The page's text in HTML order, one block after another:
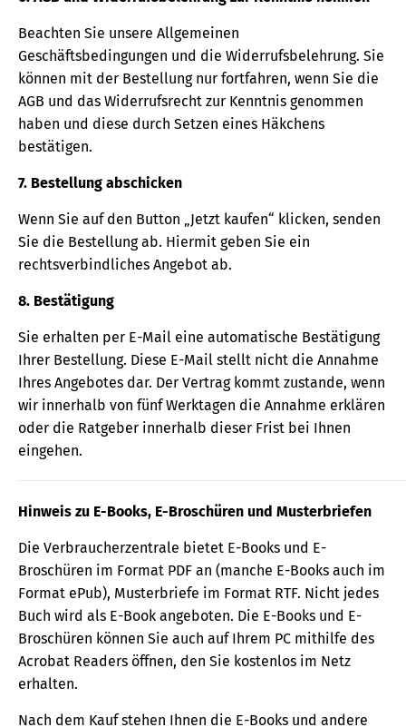
Beachten Sie unsere Allgemeinen
Geschäftsbedingungen und die Widerrufsbelehrung. Sie
können mit der Bestellung nur fortfahren, wenn Sie die
AGB und das Widerrufsrecht zur Kenntnis genommen
haben und diese durch Setzen eines Häkchens
bestätigen.
7. Bestellung abschicken
Wenn Sie auf den Button „Jetzt kaufen“ klicken, senden
Sie die Bestellung ab. Hiermit geben Sie ein
rechtsverbindliches Angebot ab.
8. Bestätigung
Sie erhalten per E-Mail eine automatische Bestätigung
Ihrer Bestellung. Diese E-Mail stellt nicht die Annahme
Ihres Angebotes dar. Der Vertrag kommt zustande, wenn
wir innerhalb von fünf Werktagen die Annahme erklären
oder die Ratgeber innerhalb dieser Frist bei Ihnen
eingehen.
Hinweis zu E-Books, E-Broschüren und Musterbriefen
Die Verbraucherzentrale bietet E-Books und E-
Broschüren im Format PDF an (manche E-Books auch im
Format ePub), Musterbriefe im Format RTF. Nicht jedes
Buch wird als E-Book angeboten. Die E-Books und E-
Broschüren können Sie auch auf Ihrem PC mithilfe des
Acrobat Readers öffnen, den Sie kostenlos im Netz
erhalten.
Nach dem Kauf stehen Ihnen die E-Books und andere